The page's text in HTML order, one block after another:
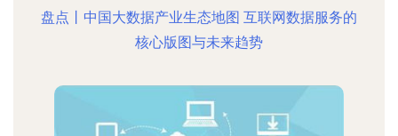
盘点丨中国大数据产业生态地图 互联网数据服务的
核心版图与未来趋势